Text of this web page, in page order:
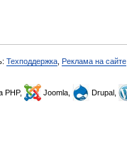
Техподдержка Реклама на сайте
PHP, Joomla, Drupal,